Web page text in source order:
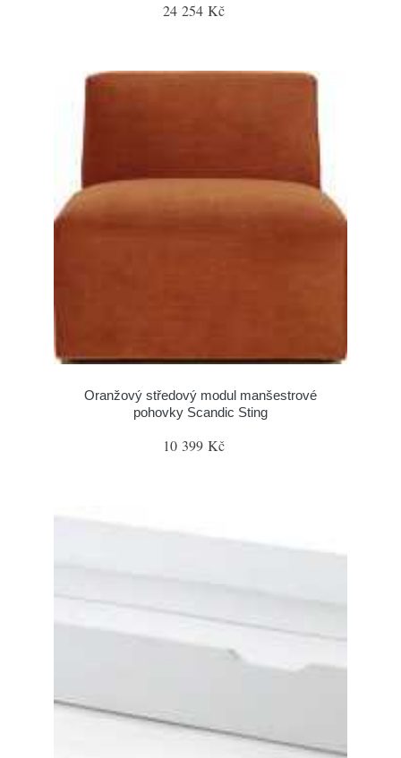
24 254 Kč
Oranžový středový modul manšestrové
pohovky Scandic Sting
10 399 Kč